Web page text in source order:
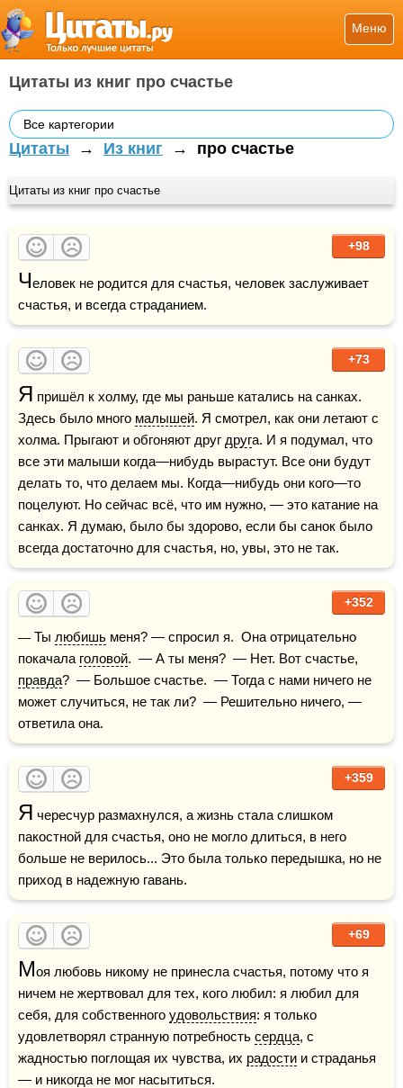
Меню
Цитаты из книг про счастье
Все картегории
Цитаты → Из книг → про счастье
Цитаты из книг про счастье
+98
Человек не родится для счастья, человек заслуживает
счастья, и всегда страданием.
+73
Я пришёл к холму, где мы раньше катались на санках.
Здесь было много малышей. Я смотрел, как они летают с
холма. Прыгают и обгоняют друг друга. И я подумал, что
все эти малыши когда—нибудь вырастут. Все они будут
делать то, что делаем мы. Когда—нибудь они кого—то
поцелуют. Но сейчас всё, что им нужно, — это катание на
санках. Я думаю, было бы здорово, если бы санок было
всегда достаточно для счастья, но, увы, это не так.
+352
— Ты любишь меня? — спросил я.  Она отрицательно
покачала головой
правда?  — Большое счастье.  — Тогда с нами ничего не
может случиться, не так ли?  — Решительно ничего, —
ответила она.
+359
Я чересчур размахнулся, а жизнь стала слишком
пакостной для счастья, оно не могло длиться, в него
больше не верилось... Это была только передышка, но не
приход в надежную гавань.
+69
Моя любовь никому не принесла счастья, потому что я
ничем не жертвовал для тех, кого любил: я любил для
себя, для собственного удовольствия: я только
удовлетворял странную потребность сердца, с
жадностью поглощая их чувства, их радости и страданья
— и никогда не мог насытиться.